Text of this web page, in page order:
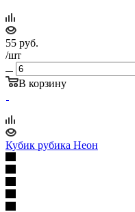
55 руб.
/шт
В корзину
Кубик рубика Неон